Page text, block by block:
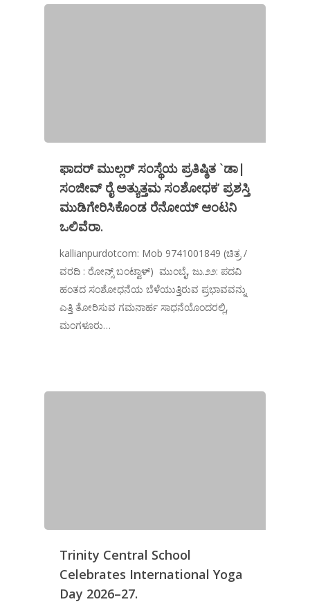
ಫಾದರ್ ಮುಲ್ಲರ್ ಸಂಸ್ಥೆಯ ಪ್ರತಿಷ್ಠಿತ `ಡಾ|
ಸಂಜೀವ್ ರೈ ಅತ್ಯುತ್ತಮ ಸಂಶೋಧಕ’ ಪ್ರಶಸ್ತಿ
ಮುಡಿಗೇರಿಸಿಕೊಂಡ ರೆನೋಯ್ ಆಂಟನಿ
ಒಲಿವೆರಾ.
kallianpurdotcom: Mob 9741001849 (ಚಿತ್ರ /
ವರದಿ : ರೋನ್ಸ್ ಬಂಟ್ವಾಳ್) ಮುಂಬೈ, ಜು.೨೨: ಪದವಿ
ಹಂತದ ಸಂಶೋಧನೆಯ ಬೆಳೆಯುತ್ತಿರುವ ಪ್ರಭಾವವನ್ನು
ಎತ್ತಿ ತೋರಿಸುವ ಗಮನಾರ್ಹ ಸಾಧನೆಯೊಂದರಲ್ಲಿ,
ಮಂಗಳೂರು…
Trinity Central School
Celebrates International Yoga
Day 2026–27.